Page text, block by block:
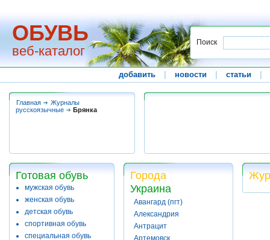
ОБУВЬ
веб-каталог
Поиск
добавить новости статьи
Главная
Журналы
русскоязычные
Брянка
Готовая обувь
мужская обувь
женская обувь
детская обувь
спортивная обувь
специальная обувь
Города
Украина
Авангард (пгт)
Александрия
Антрацит
Артемовск